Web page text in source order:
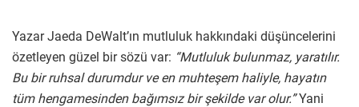
Yazar Jaeda DeWalt’ın mutluluk hakkındaki düşüncelerini
özetleyen güzel bir sözü var: “Mutluluk bulunmaz, yaratılır.
Bu bir ruhsal durumdur ve en muhteşem haliyle, hayatın
tüm hengamesinden bağımsız bir şekilde var olur.”Yani